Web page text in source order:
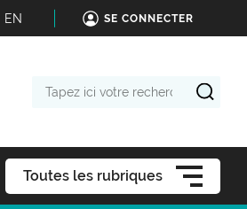
EN SE CONNECTER
Toutes les rubriques